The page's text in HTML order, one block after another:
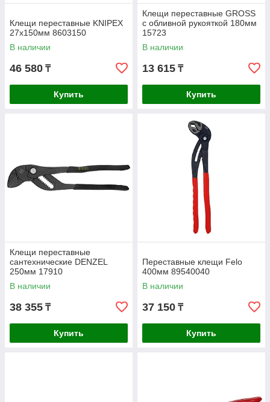
Клещи переставные KNIPEX
27x150мм 8603150
В наличии
46 580 ₸
Купить
Клещи переставные GROSS
с обливной рукояткой 180мм
15723
В наличии
13 615 ₸
Купить
Клещи переставные
сантехнические DENZEL
250мм 17910
В наличии
38 355 ₸
Купить
Переставные клещи Felo
400мм 89540040
В наличии
37 150 ₸
Купить